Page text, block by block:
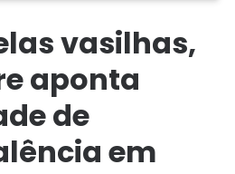
vasilhas,
aponta
de
em